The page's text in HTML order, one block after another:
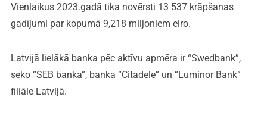
Vienlaikus 2023.gadā tika novērsti 13 537 krāpšanas
gadījumi par kopumā 9,218 miljoniem eiro.
Latvijā lielākā banka pēc aktīvu apmēra ir “Swedbank”,
seko “SEB banka”, banka “Citadele” un “Luminor Bank”
filiāle Latvijā.